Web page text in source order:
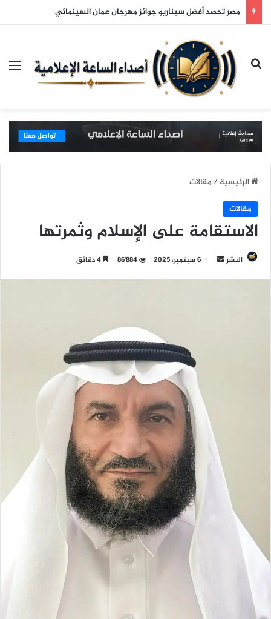
مصر تحصد أفضل سيناريو جوائز مهرجان عمان السينمائي
بحث عن
الرئيسية/مقالات
مقالات
الاستقامة على الإسلام وثمرتها
النشر
ت
ر
6 سبتمبر، 2025 86٬884